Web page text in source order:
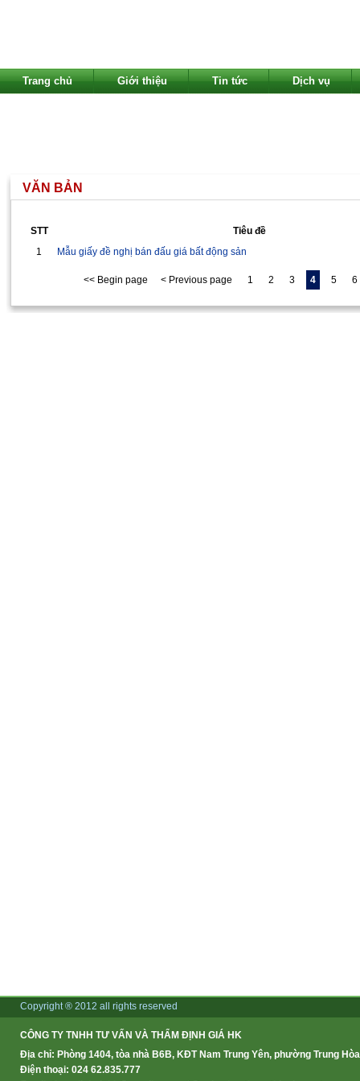
Trang chủ Giới thiệu Tin tức Dịch vụ
VĂN BẢN
STT
Tiêu đề
1
Mẫu giấy đề nghị bán đấu giá bất động sản
<< Begin page < Previous page 1 2 3 4 5 6
Copyright ® 2012 all rights reserved
CÔNG TY TNHH TƯ VẤN VÀ THẨM ĐỊNH GIÁ HK
Địa chỉ: Phòng 1404, tòa nhà B6B, KĐT Nam Trung Yên, phường Trung
Điện thoại: 024 62.835.777